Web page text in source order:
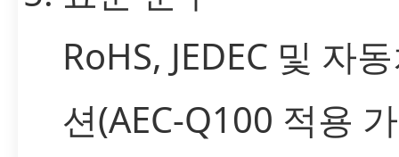
RoHS, JEDEC 및 자
션(AEC-Q100 적용